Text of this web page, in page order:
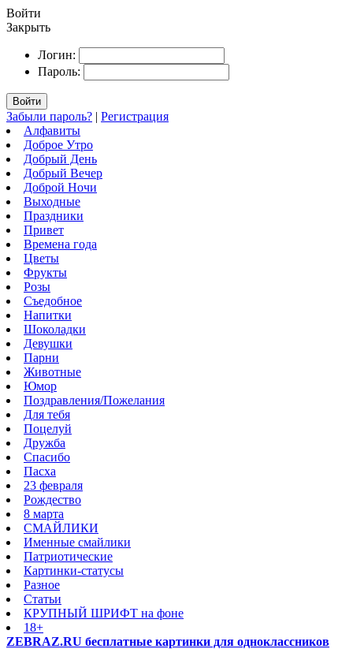
Войти
Закрыть
Логин:
Пароль:
Войти
Забыли пароль? | Регистрация
Алфавиты
Доброе Утро
Добрый День
Добрый Вечер
Доброй Ночи
Выходные
Праздники
Привет
Времена года
Цветы
Фрукты
Розы
Съедобное
Напитки
Шоколадки
Девушки
Парни
Животные
Юмор
Поздравления/Пожелания
Для тебя
Поцелуй
Дружба
Спасибо
Пасха
23 февраля
Рождество
8 марта
СМАЙЛИКИ
Именные смайлики
Патриотические
Картинки-статусы
Разное
Cтатьи
КРУПНЫЙ ШРИФТ на фоне
18+
ZEBRAZ.RU бесплатные картинки для одноклассников